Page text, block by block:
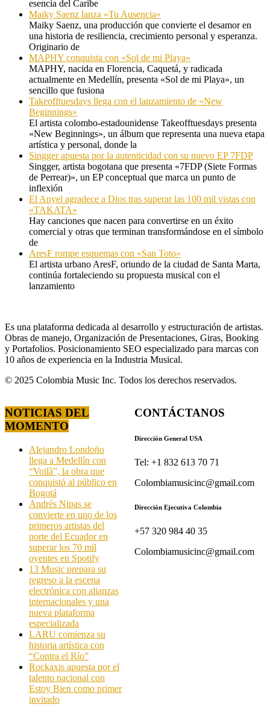
esencia del Caribe
Maiky Saenz lanza «Tu Ausencia»
Maiky Saenz, una producción que convierte el desamor en
una historia de resiliencia, crecimiento personal y esperanza.
Originario de
MAPHY conquista con «Sol de mi Playa»
MAPHY, nacida en Florencia, Caquetá, y radicada
actualmente en Medellín, presenta «Sol de mi Playa», un
sencillo que fusiona
Takeofftuesdays llega con el lanzamiento de «New
Beginnings»
El artista colombo-estadounidense Takeofftuesdays presenta
«New Beginnings», un álbum que representa una nueva etapa
artística y personal, donde la
Singger apuesta por la autenticidad con su nuevo EP 7FDP
Singger, artista bogotana que presenta «7FDP (Siete Formas
de Perrear)», un EP conceptual que marca un punto de
inflexión
El Anyel agradece a Dios tras superar las 100 mil vistas con
«TAKATA»
Hay canciones que nacen para convertirse en un éxito
comercial y otras que terminan transformándose en el símbolo
de
AresF rompe esquemas con «San Toto»
El artista urbano AresF, oriundo de la ciudad de Santa Marta,
continúa fortaleciendo su propuesta musical con el
lanzamiento
Es una plataforma dedicada al desarrollo y estructuración de artistas.
Obras de manejo, Organización de Presentaciones, Giras, Booking
y Portafolios. Posicionamiento SEO especializado para marcas con
10 años de experiencia en la Industria Musical.
© 2025 Colombia Music Inc. Todos los derechos reservados.
NOTICIAS DEL
MOMENTO
Alejandro Londoño
llega a Medellín con
“Voilà”, la obra que
conquistó al público en
Bogotá
Andrés Nipas se
convierte en uno de los
primeros artistas del
norte del Ecuador en
superar los 70 mil
oyentes en Spotify
13 Music prepara su
regreso a la escena
electrónica con alianzas
internacionales y una
nueva plataforma
especializada
LARU comienza su
historia artística con
“Contra el Río”
Rockaxis apuesta por el
talento nacional con
Estoy Bien como primer
invitado
CONTÁCTANOS
Dirección General USA
Tel: +1 832 613 70 71
Colombiamusicinc@gmail.com
Dirección Ejecutiva Colombia
+57 320 984 40 35
Colombiamusicinc@gmail.com